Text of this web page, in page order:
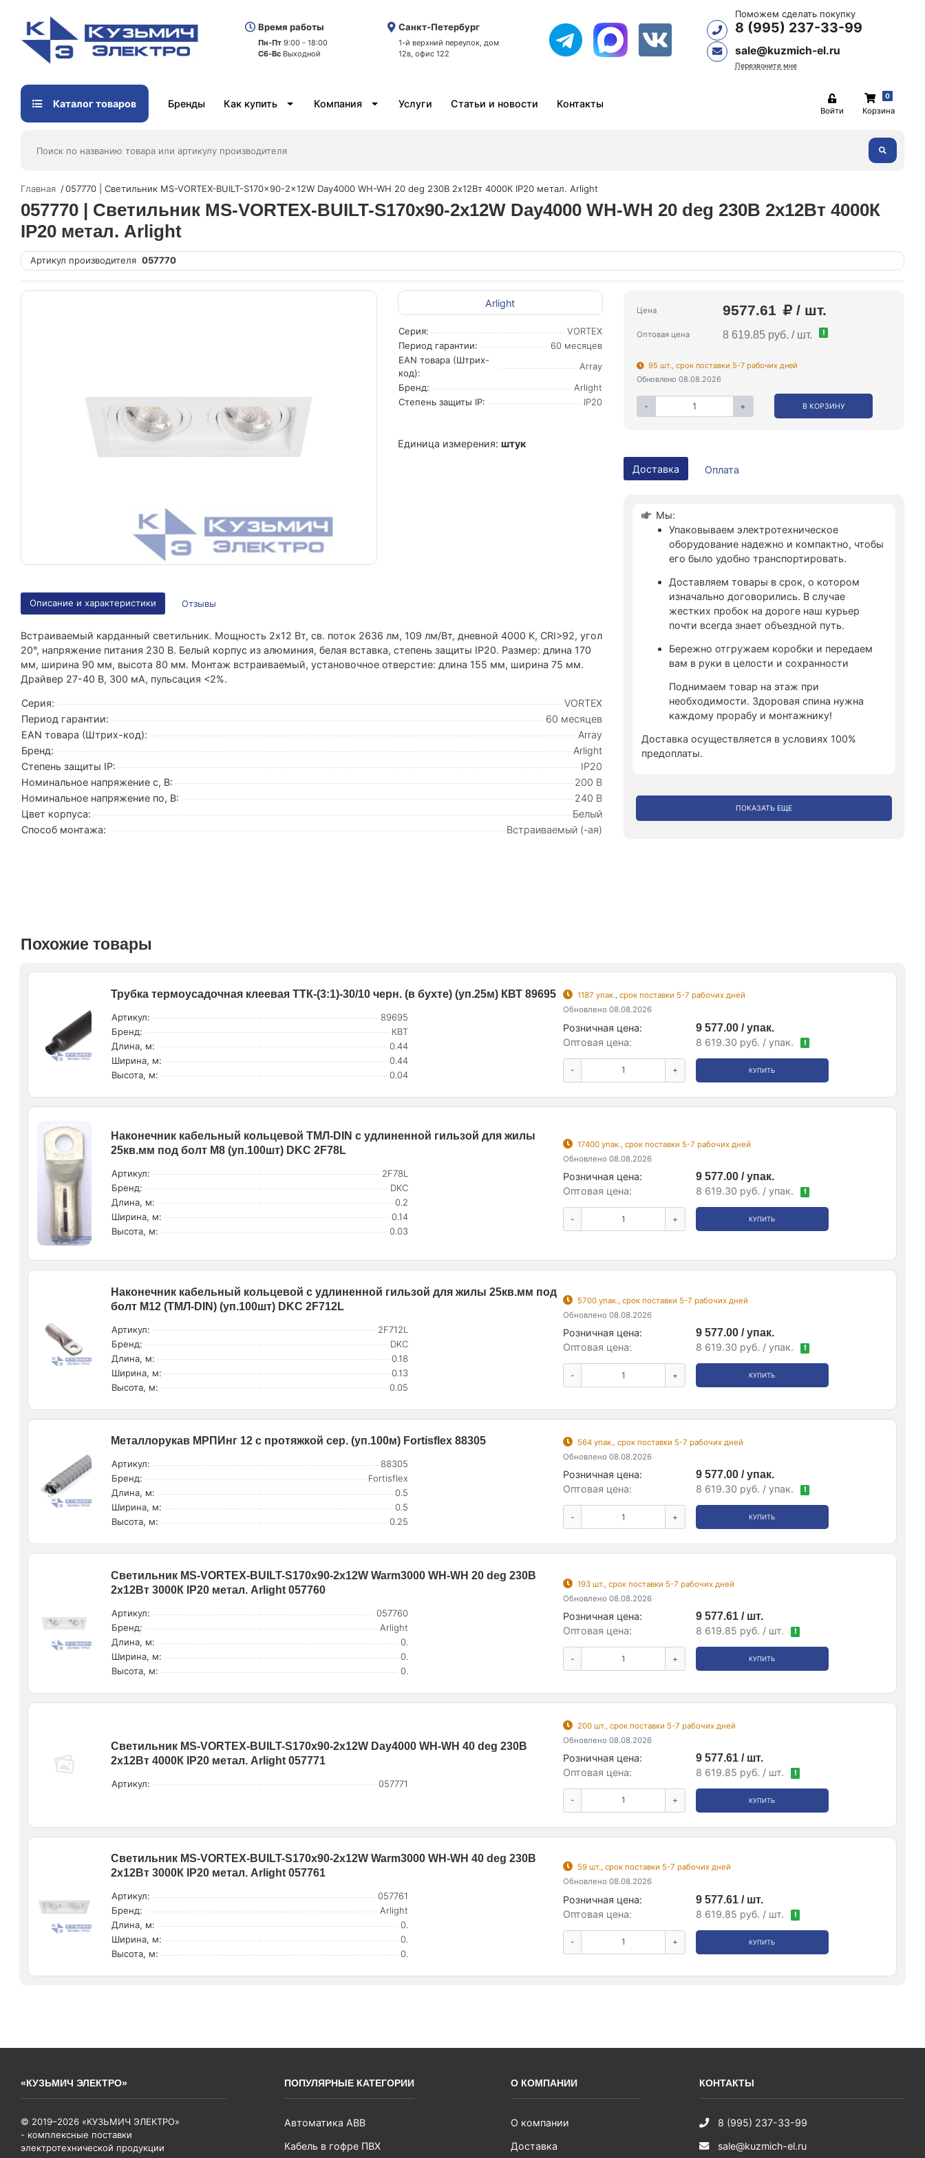
Время работы
Пн-Пт 9:00 - 18:00
Сб-Вс Выходной
Санкт-Петербург
1-й верхний переулок, дом
12в, офис 122
Поможем сделать покупку
8 (995) 237-33-99
sale@kuzmich-el.ru
Перезвоните мне
Каталог товаров Бренды Как купить Компания Услуги Статьи и новости Контакты
Войти
0
Корзина
Главная 057770 | Светильник MS-VORTEX-BUILT-S170x90-2x12W Day4000 WH-WH 20 deg 230В 2х12Вт 4000К IP20 метал. Arlight
057770 | Светильник MS-VORTEX-BUILT-S170x90-2x12W Day4000 WH-WH 20 deg 230В 2х12Вт 4000К
IP20 метал. Arlight
Артикул производителя 057770
Arlight
Серия:
VORTEX
Период гарантии:
60 месяцев
EAN товара (Штрих-
код):
Array
Бренд:
Arlight
Степень защиты IP:
IP20
Единица измерения: штук
Цена 9577.61 / шт.
Оптовая цена 8 619.85 руб. / шт. !
95 шт., срок поставки 5-7 рабочих дней
Обновлено 08.08.2026
- + В КОРЗИНУ
Доставка Оплата
Мы:
Упаковываем электротехническое
оборудование надежно и компактно, чтобы
его было удобно транспортировать.
Доставляем товары в срок, о котором
изначально договорились. В случае
жестких пробок на дороге наш курьер
почти всегда знает объездной путь.
Бережно отгружаем коробки и передаем
вам в руки в целости и сохранности
Поднимаем товар на этаж при
необходимости. Здоровая спина нужна
каждому прорабу и монтажнику!
Доставка осуществляется в условиях 100%
предоплаты.
ПОКАЗАТЬ ЕЩЕ
Описание и характеристики Отзывы
Встраиваемый карданный светильник. Мощность 2х12 Вт, св. поток 2636 лм, 109 лм/Вт, дневной 4000 K, CRI>92, угол
20°, напряжение питания 230 В. Белый корпус из алюминия, белая вставка, степень защиты IP20. Размер: длина 170
мм, ширина 90 мм, высота 80 мм. Монтаж встраиваемый, установочное отверстие: длина 155 мм, ширина 75 мм.
Драйвер 27-40 В, 300 мА, пульсация <2%.
Серия:
VORTEX
Период гарантии:
60 месяцев
EAN товара (Штрих-код):
Array
Бренд:
Arlight
Степень защиты IP:
IP20
Номинальное напряжение с, В:
200 В
Номинальное напряжение по, В:
240 В
Цвет корпуса:
Белый
Способ монтажа:
Встраиваемый (-ая)
Похожие товары
Трубка термоусадочная клеевая ТТК-(3:1)-30/10 черн. (в бухте) (уп.25м) КВТ 89695
Артикул:
89695
Бренд:
КВТ
Длина, м:
0.44
Ширина, м:
0.44
Высота, м:
0.04
1187 упак., срок поставки 5-7 рабочих дней
Обновлено 08.08.2026
Розничная цена:
9 577.00 / упак.
Оптовая цена:
8 619.30 руб. / упак. !
- + КУПИТЬ
Наконечник кабельный кольцевой ТМЛ-DIN с удлиненной гильзой для жилы
25кв.мм под болт М8 (уп.100шт) DKC 2F78L
Артикул:
2F78L
Бренд:
DKC
Длина, м:
0.2
Ширина, м:
0.14
Высота, м:
0.03
17400 упак., срок поставки 5-7 рабочих дней
Обновлено 08.08.2026
Розничная цена:
9 577.00 / упак.
Оптовая цена:
8 619.30 руб. / упак. !
- + КУПИТЬ
Наконечник кабельный кольцевой с удлиненной гильзой для жилы 25кв.мм под
болт М12 (ТМЛ-DIN) (уп.100шт) DKC 2F712L
Артикул:
2F712L
Бренд:
DKC
Длина, м:
0.18
Ширина, м:
0.13
Высота, м:
0.05
5700 упак., срок поставки 5-7 рабочих дней
Обновлено 08.08.2026
Розничная цена:
9 577.00 / упак.
Оптовая цена:
8 619.30 руб. / упак. !
- + КУПИТЬ
Металлорукав МРПИнг 12 с протяжкой сер. (уп.100м) Fortisflex 88305
Артикул:
88305
Бренд:
Fortisflex
Длина, м:
0.5
Ширина, м:
0.5
Высота, м:
0.25
564 упак., срок поставки 5-7 рабочих дней
Обновлено 08.08.2026
Розничная цена:
9 577.00 / упак.
Оптовая цена:
8 619.30 руб. / упак. !
- + КУПИТЬ
Светильник MS-VORTEX-BUILT-S170x90-2x12W Warm3000 WH-WH 20 deg 230В
2х12Вт 3000К IP20 метал. Arlight 057760
Артикул:
057760
Бренд:
Arlight
Длина, м:
0.
Ширина, м:
0.
Высота, м:
0.
193 шт., срок поставки 5-7 рабочих дней
Обновлено 08.08.2026
Розничная цена:
9 577.61 / шт.
Оптовая цена:
8 619.85 руб. / шт. !
- + КУПИТЬ
Светильник MS-VORTEX-BUILT-S170x90-2x12W Day4000 WH-WH 40 deg 230В
2х12Вт 4000К IP20 метал. Arlight 057771
Артикул: 057771
200 шт., срок поставки 5-7 рабочих дней
Обновлено 08.08.2026
Розничная цена:
9 577.61 / шт.
Оптовая цена:
8 619.85 руб. / шт. !
- + КУПИТЬ
Светильник MS-VORTEX-BUILT-S170x90-2x12W Warm3000 WH-WH 40 deg 230В
2х12Вт 3000К IP20 метал. Arlight 057761
Артикул:
057761
Бренд:
Arlight
Длина, м:
0.
Ширина, м:
0.
Высота, м:
0.
59 шт., срок поставки 5-7 рабочих дней
Обновлено 08.08.2026
Розничная цена:
9 577.61 / шт.
Оптовая цена:
8 619.85 руб. / шт. !
- + КУПИТЬ
«КУЗЬМИЧ ЭЛЕКТРО»
© 2019–2026 «КУЗЬМИЧ ЭЛЕКТРО»
- комплексные поставки
электротехнической продукции
ПОПУЛЯРНЫЕ КАТЕГОРИИ
Автоматика ABB
Кабель в гофре ПВХ
О КОМПАНИИ
О компании
Доставка
КОНТАКТЫ
8 (995) 237-33-99
sale@kuzmich-el.ru